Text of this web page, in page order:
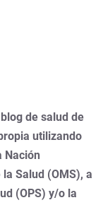
de salud de
utilizando
Nación
Salud (OMS), a
(OPS) y/o la